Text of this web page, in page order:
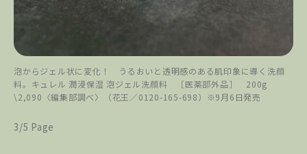
泡からジェル状に変化！ うるおいと透明感のある肌印象に導く洗顔
料。キュレル 潤浸保湿 泡ジェル洗顔料 ［医薬部外品］ 200g
\2,090〈編集部調べ〉（花王／0120-165-698）※9月6日発売
3/5 Page